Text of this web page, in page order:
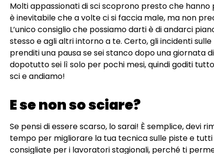
Molti appassionati di sci scoprono presto che
è inevitabile che a volte ci si faccia male, ma non
L’unico consiglio che possiamo darti è di andarci
stesso e agli altri intorno a te. Certo, gli incidenti
prenditi una pausa se sei stanco dopo una giornata
dopotutto sei lì solo per pochi mesi, quindi goditi
sci e andiamo!
E se non so sciare?
Se pensi di essere scarso, lo sarai! È semplice, devi
tempo per migliorare la tua tecnica sulle piste e tutti
consigliate per i lavoratori stagionali, perché ti